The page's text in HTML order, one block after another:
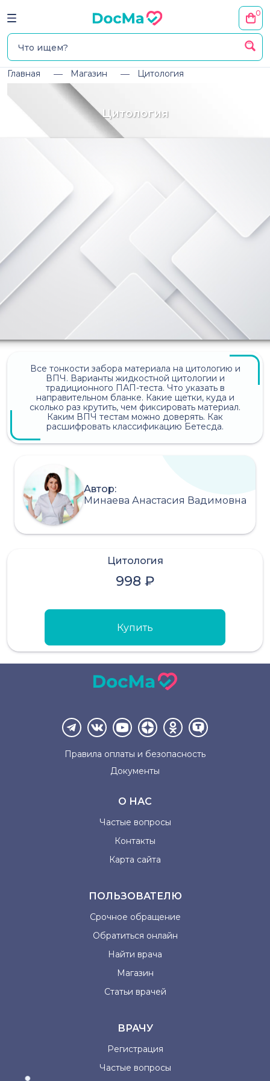
0
Главная Магазин Цитология
Цитология
Все тонкости забора материала на цитологию и
ВПЧ. Варианты жидкостной цитологии и
традиционного ПАП-теста. Что указать в
направительном бланке. Какие щетки, куда и
сколько раз крутить, чем фиксировать материал.
Каким ВПЧ тестам можно доверять. Как
расшифровать классификацию Бетесда.
Автор:
Минаева Анастасия Вадимовна
Цитология
998 ₽
Купить
Правила оплаты и безопасность
Документы
О НАС
Частые вопросы
Контакты
Карта сайта
ПОЛЬЗОВАТЕЛЮ
Срочное обращение
Обратиться онлайн
Найти врача
Магазин
Статьи врачей
ВРАЧУ
Регистрация
Частые вопросы